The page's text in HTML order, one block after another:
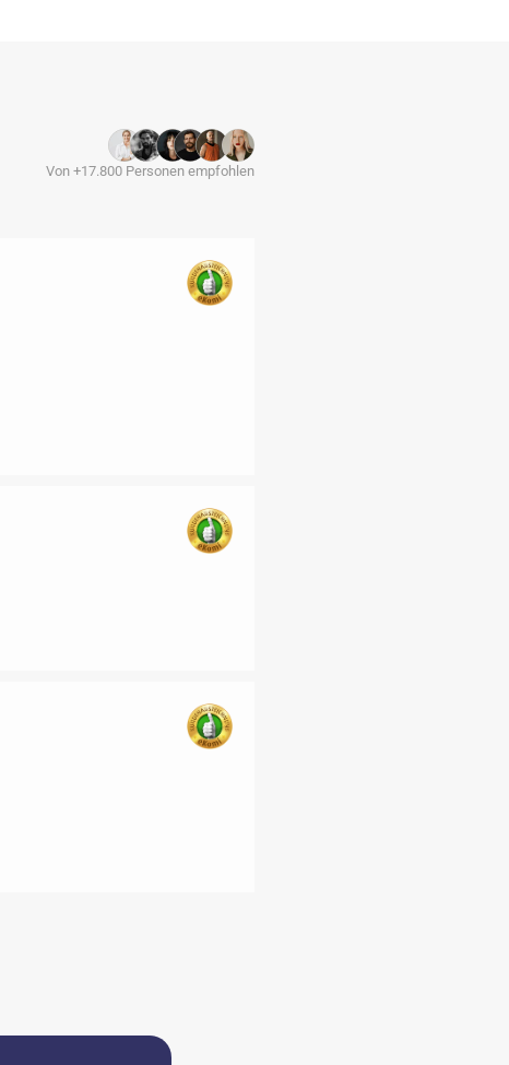
Von +17.800 Personen empfohlen